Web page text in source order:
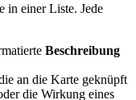
in einer Liste. Jede
Beschreibung
an die Karte geknüpft
die Wirkung eines